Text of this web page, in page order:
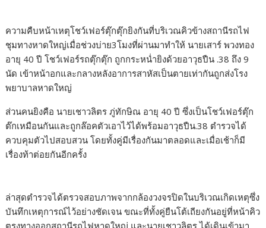
ความคืบหน้าเหตุโชว์เฟอร์ตุ๊กตุ๊กยิงกันที่บริเวณคิวข้างสถานีรถไฟ
ชุมทางหาดใหญ่เมื่อช่วงบ่าย3โมงที่ผ่านมาทำให้ นายเสาร์ พวงทอง
อายุ 40 ปี โชว์เฟอร์รถตุ๊กตุ๊ก ถูกกระหน่ำยิงด้วยอาวุธปืน .38 ถึง 9
นัด เข้าหน้าอกและกลางหลังอาการสาหัสเป็นตายเท่ากันถูกส่งโรง
พยาบาลหาดใหญ่
ส่วนคนยิงคือ นายเชาวลิตร ภู่ทักษิณ อายุ 40 ปี ซึ่งเป็นโชว์เฟอร์ตุ๊ก
ต๊กเหมือนกันและถูกล๊อคตัวเอาไว้ได้พร้อมอาวุธปืน.38 ตำรวจได้
ควบคุมตัวไปสอบสวน โดยทั้งคู่มีเรื่องกันมาตลอดและเมื่อเช้าก็มี
เรื่องท้าต่อยกันอีกครั้ง
ล่าสุดตำรวจได้ตรวจสอบภาพจากกล้องวงจรปิดในบริเวณเกิดเหตุซึ่ง
บันทึกเหตุการณ์ไว้อย่างชัดเจน ขณะที่ทั้งคู่ยืนโต้เถียงกันอยู่ที่หน้าคิว